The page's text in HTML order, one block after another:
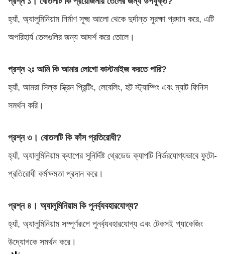
হ্যাঁ, অ্যালুমিনিয়াম নির্মাণ সূক্ষ্ম আলো থেকে দুর্দান্ত সুরক্ষা প্রদান করে, এটি
অপরিহার্য তেলগুলির জন্য আদর্শ করে তোলে।
প্রশ্ন ২ঃ আমি কি আমার লোগো কাস্টমাইজ করতে পারি?
হ্যাঁ, আমরা সিল্ক স্ক্রিন প্রিন্টিং, লেবেলিং, হট স্ট্যাম্পিং এবং ম্যাট ফিনিস
সমর্থন করি।
প্রশ্ন ৩। বোতলটি কি ফাঁস প্রতিরোধী?
হ্যাঁ, অ্যালুমিনিয়াম ক্যাপের সুনির্দিষ্ট থ্রেডেড ক্যাপটি নির্ভরযোগ্যভাবে ফুটো-
প্রতিরোধী কর্মক্ষমতা প্রদান করে।
প্রশ্ন ৪। অ্যালুমিনিয়াম কি পুনর্ব্যবহারযোগ্য?
হ্যাঁ, অ্যালুমিনিয়াম সম্পূর্ণরূপে পুনর্ব্যবহারযোগ্য এবং টেকসই প্যাকেজিং
উদ্যোগকে সমর্থন করে।